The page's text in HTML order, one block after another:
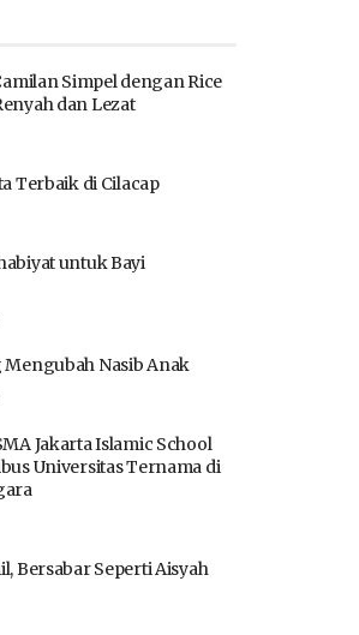
Simpel dengan Rice
dan Lezat
Terbaik di Cilacap
untuk Bayi
Mengubah Nasib Anak
Jakarta Islamic School
Universitas Ternama di
Bersabar Seperti Aisyah